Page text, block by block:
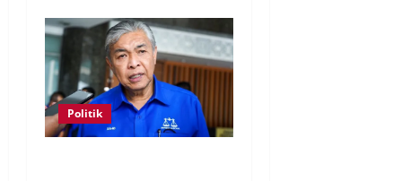
Politik